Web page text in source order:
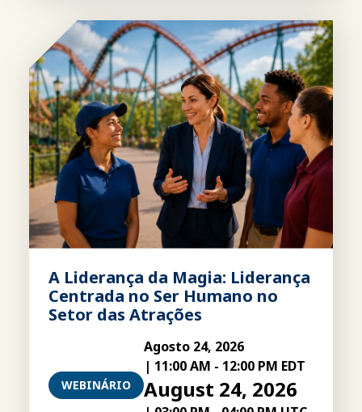
A Liderança da Magia: Liderança
Centrada no Ser Humano no
Setor das Atrações
WEBINÁRIO
Agosto 24, 2026
| 11:00 AM - 12:00 PM EDT
August 24, 2026